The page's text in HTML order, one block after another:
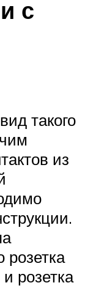
с
такого
из
розетка
розетка